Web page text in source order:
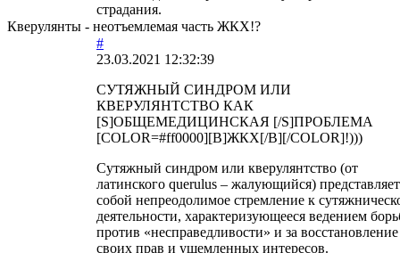
страдания.
Кверулянты - неотъемлемая часть ЖКХ!?
#
23.03.2021 12:32:39
СУТЯЖНЫЙ СИНДРОМ ИЛИ
КВЕРУЛЯНТСТВО КАК
[S]ОБЩЕМЕДИЦИНСКАЯ [/S]ПРОБЛЕМА
[COLOR=#ff0000][B]ЖКХ[/B][/COLOR]!)))
Сутяжный синдром или кверулянтство (от
латинского querulus – жалующийся) представляет
собой непреодолимое стремление к
деятельности, характеризующееся ведением
против «несправедливости» и за восстановление
своих прав и ущемленных интересов.